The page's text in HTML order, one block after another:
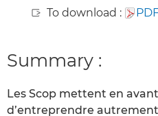
To download :
Summary :
Les Scop mettent en
d’entreprendre